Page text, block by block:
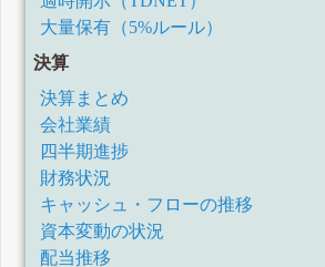
大量保有（5%ルール）
決算
決算まとめ
会社業績
四半期進捗
財務状況
キャッシュ・フローの推移
資本変動の状況
配当推移